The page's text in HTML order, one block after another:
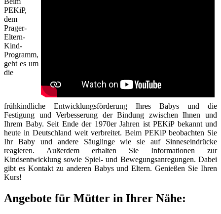
PEKiP,
dem
Prager-
Eltern-
Kind-
Programm,
geht es um
die
frühkindliche Entwicklungsförderung Ihres Babys und die
Festigung und Verbesserung der Bindung zwischen Ihnen und
Ihrem Baby. Seit Ende der 1970er Jahren ist PEKiP bekannt und
heute in Deutschland weit verbreitet. Beim PEKiP beobachten Sie
Ihr Baby und andere Säuglinge wie sie auf Sinneseindrücke
reagieren. Außerdem erhalten Sie Informationen zur
Kindsentwicklung sowie Spiel- und Bewegungsanregungen. Dabei
gibt es Kontakt zu anderen Babys und Eltern. Genießen Sie Ihren
Kurs!
Angebote für Mütter in Ihrer Nähe: